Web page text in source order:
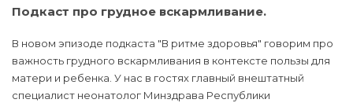
Подкаст про грудное вскармливание.
В новом эпизоде подкаста "В ритме здоровья" говорим про
важность грудного вскармливания в контексте пользы для
матери и ребенка. У нас в гостях главный внештатный
специалист неонатолог Минздрава Республики